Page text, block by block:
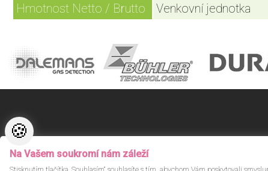
Hmotnost Netto / Brutto
Venkovní jednotka
© Proxitech s.r.o. 2026.
🍪
Na Vašem soukromí nám záleží